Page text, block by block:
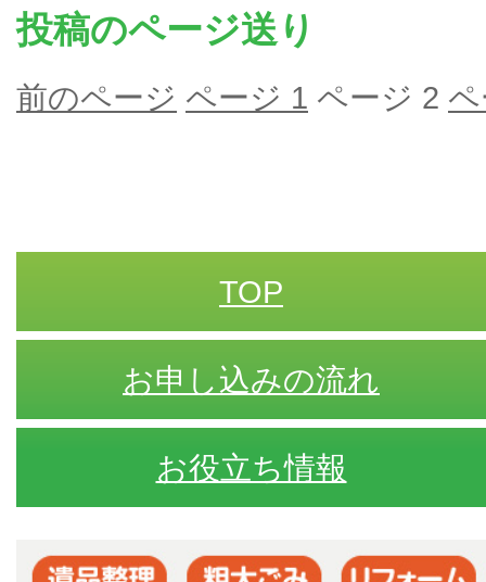
投稿のページ送り
前のページ ページ 1 ページ 2
TOP
お申し込みの流れ
お役立ち情報